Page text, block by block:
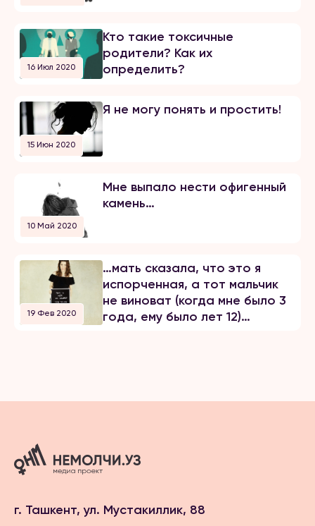
16 Июл 2020
Кто такие токсичные
родители? Как их
определить?
15 Июн 2020
Я не могу понять и простить!
10 Май 2020
Мне выпало нести офигенный
камень…
19 Фев 2020
…мать сказала, что это я
испорченная, а тот мальчик
не виноват (когда мне было 3
года, ему было лет 12)…
г. Ташкент, ул. Мустакиллик, 88